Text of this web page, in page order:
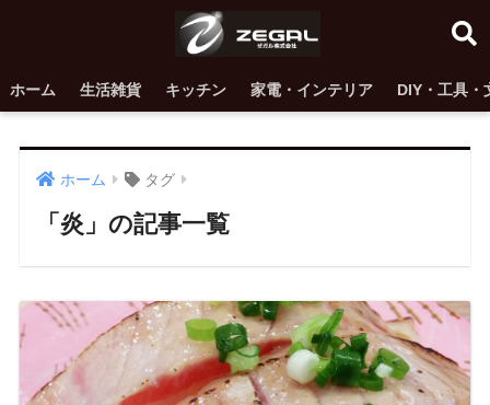
ホーム 生活雑貨 キッチン 家電・インテリア DIY・工具・
ホーム タグ
「炎」の記事一覧